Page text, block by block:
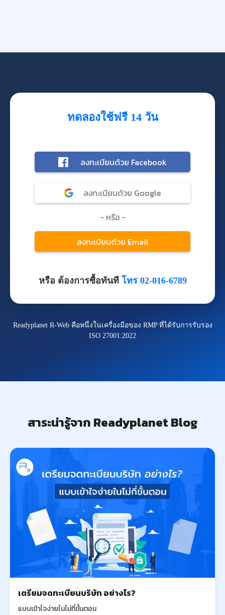
ทดลองใช้ฟรี 14 วัน
หรือ ต้องการซื้อทันที โทร 02-016-6789
Readyplanet R-Web คือหนึ่งในเครื่องมือของ RMP ที่ได้รับการรับรอง
ISO 27001:2022
สาระน่ารู้จาก Readyplanet Blog
เตรียมจดทะเบียนบริษัท อย่างไร?
แบบเข้าใจง่ายในไม่กี่ขั้นตอน